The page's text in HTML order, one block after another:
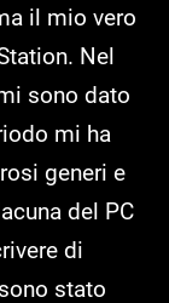
il mio vero
Nel
sono dato
mi ha
generi e
del PC
di
stato